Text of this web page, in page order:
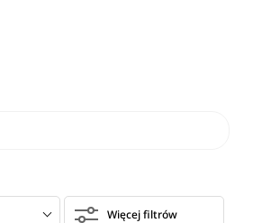
Więcej filtrów